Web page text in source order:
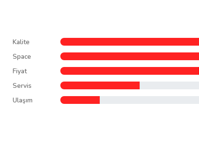
Kalite
Space
Fiyat
Servis
Ulaşım